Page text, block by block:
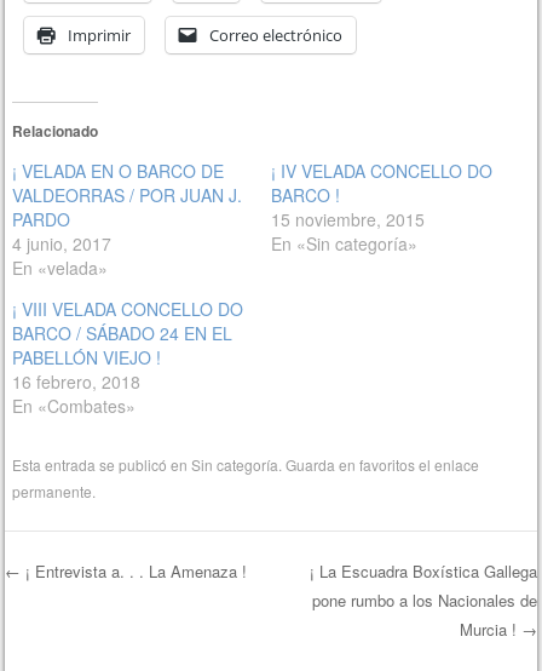
Imprimir Correo electrónico
Relacionado
¡ VELADA EN O BARCO DE
VALDEORRAS / POR JUAN J.
PARDO
4 junio, 2017
En «velada»
¡ IV VELADA CONCELLO DO
BARCO !
15 noviembre, 2015
En «Sin categoría»
¡ VIII VELADA CONCELLO DO
BARCO / SÁBADO 24 EN EL
PABELLÓN VIEJO !
16 febrero, 2018
En «Combates»
Esta entrada se publicó enSin categoría . Guarda en favoritos elenlace
permanente
Navegación de entradas
← ¡ Entrevista a. . . La Amenaza !
¡ La Escuadra Boxística Gallega
pone rumbo a los Nacionales de
Murcia ! →